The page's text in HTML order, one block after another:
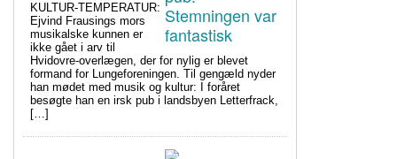
KULTUR-TEMPERATUR:
Ejvind Frausings mors
musikalske kunnen er
ikke gået i arv til
Hvidovre-overlægen, der for nylig er blevet
formand for Lungeforeningen. Til gengæld nyder
han mødet med musik og kultur: I foråret
besøgte han en irsk pub i landsbyen Letterfrack,
[…]